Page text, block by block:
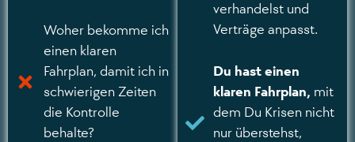
Woher bekomme ich
einen klaren
Fahrplan, damit ich in
schwierigen Zeiten
die Kontrolle
behalte?
verhandelst und
Verträge anpasst.
Du hast einen
klaren Fahrplan, mit
dem Du Krisen nicht
nur überstehst,